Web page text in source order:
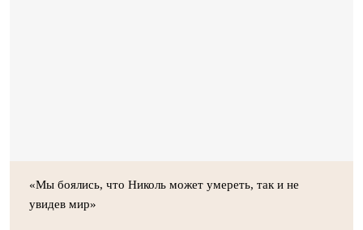
«Мы боялись, что Николь может умереть, так и не
увидев мир»